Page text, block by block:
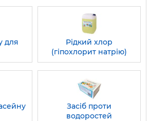
для
Рідкий хлор
(гіпохлорит натрію)
Засіб проти
водоростей